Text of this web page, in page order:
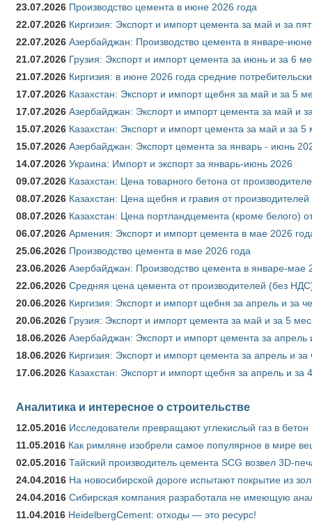
23.07.2026 Производство цемента в июне 2026 года
22.07.2026 Киргизия: Экспорт и импорт цемента за май и за
22.07.2026 Азербайджан: Производство цемента в январе-
21.07.2026 Грузия: Экспорт и импорт цемента за июнь и за 6
21.07.2026 Киргизия: в июне 2026 года средние
17.07.2026 Казахстан: Экспорт и импорт щебня за май и за 5
17.07.2026 Азербайджан: Экспорт и импорт цемента за май и
15.07.2026 Казахстан: Экспорт и импорт цемента за май и за
15.07.2026 Азербайджан: Экспорт цемента за январь - июнь
14.07.2026 Украина: Импорт и экспорт за январь-июнь 2026
09.07.2026 Казахстан: Цена товарного бетона от
08.07.2026 Казахстан: Цена щебня и гравия от
08.07.2026 Казахстан: Цена портландцемента (кроме белого)
06.07.2026 Армения: Экспорт и импорт цемента в мае 2026
25.06.2026 Производство цемента в мае 2026 года
23.06.2026 Азербайджан: Производство цемента в январе-мае
22.06.2026 Средняя цена цемента от производителей (без
20.06.2026 Киргизия: Экспорт и импорт щебня за апрель и за
20.06.2026 Грузия: Экспорт и импорт цемента за май и за 5
18.06.2026 Азербайджан: Экспорт и импорт цемента за
18.06.2026 Киргизия: Экспорт и импорт цемента за апрель и
17.06.2026 Казахстан: Экспорт и импорт щебня за апрель и за
Аналитика и интересное о строительстве
12.05.2016 Исследователи превращают углекислый газ в бетон
11.05.2016 Как римляне изобрели самое популярное в мире
02.05.2016 Тайский производитель цемента SCG возвел 3D-
24.04.2016 На новосибирской дороге испытают покрытие из
24.04.2016 Сибирская компания разработала не имеющую
11.04.2016 HeidelbergCement: отходы — это ресурс!